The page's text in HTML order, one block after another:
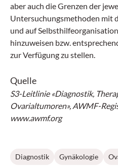
aber auch die Grenzen der
Untersuchungsmethoden mit
und auf
hinzuweisen bzw.
zur Verfügung zu stellen.
Quelle
S3-Leitlinie «Diagnostik,
Ovarialtumoren», AWMF-
www.awmf.org
Diagnostik Gynäkologie